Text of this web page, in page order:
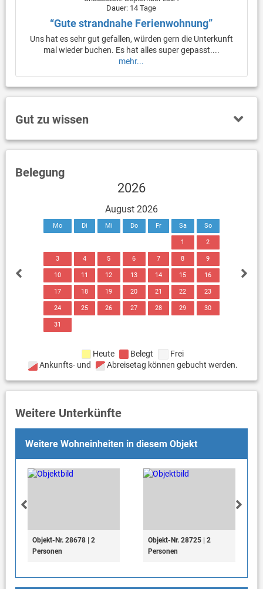
Dauer: 14 Tage
“Gute strandnahe Ferienwohnung”
Uns hat es sehr gut gefallen, würden gern die Unterkunft
mal wieder buchen. Es hat alles super gepasst....
mehr...
Gut zu wissen
Belegung
2026
August 2026
Mo Di Mi Do Fr Sa So
1 2
3 4 5 6 7 8 9
10 11 12 13 14 15 16
17 18 19 20 21 22 23
24 25 26 27 28 29 30
31
Heute Belegt
Frei
Ankunfts- und
Abreisetag können gebucht werden.
Weitere Unterkünfte
Weitere Wohneinheiten in diesem Objekt
Objekt-Nr. 28678 | 2
Personen
Objekt-Nr. 28725 | 2
Personen